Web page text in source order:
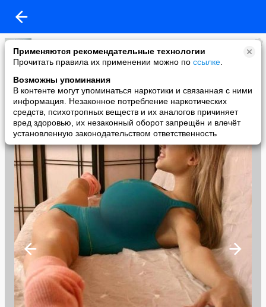
Применяются рекомендательные технологии
Прочитать правила их применении можно по ссылке
Возможны упоминания
В контенте могут упоминаться наркотики и связанная с ними
информация. Незаконное потребление наркотических
средств, психотропных веществ и их аналогов причиняет
вред здоровью, их незаконный оборот запрещён и влечёт
установленную законодательством ответственность
иван ким
added a photo
21 May в 08:04